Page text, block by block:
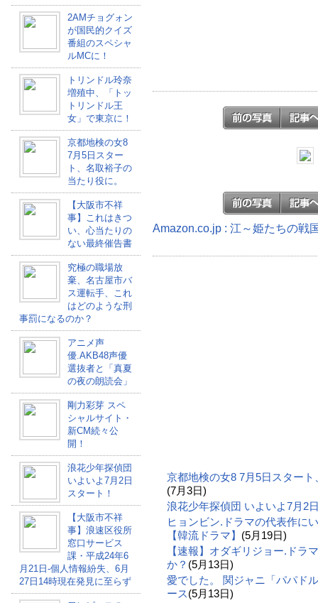
2AMチョグォン
が国民的クイズ
番組のスペシャ
ルMCに！
トリンドル玲奈
増殖中、「トッ
トリンドル王
女」で東京に！
京都地検の女8
7月5日スター
ト、名取裕子の
当たり役に。
【大阪市不祥
事】これはきつ
い、心当たりの
ない最終催告書
究極の職場放
棄、名古屋市バ
ス運転手、これ
はどのような刑
事罰になるのか？
アニメ声
優.AKB48声優
選抜者と「真夏
の夜の朗読会」
剛力彩芽 スペ
シャルサイト・
新CM続々公
開！
浪花少年探偵団
いよいよ7月2日
スタート！
【大阪市不祥
事】浪速区役所
窓口サービス
課・平成24年6
月21日-個人情報紛失、6月
27日14時現在発見に至らず
Amazon.co.jp : 江～姫たちの戦
京都地検の女8 7月5日スター
(7月3日)
浪花少年探偵団 いよいよ7月2
ヒョンビン.ドラマの代表作に
【韓流ドラマ】 (5月19日)
【速報】オダギリジョー.ドラ
か？ (5月13日)
愛でした。 関ジャニ「パパド
ース(5月13日)